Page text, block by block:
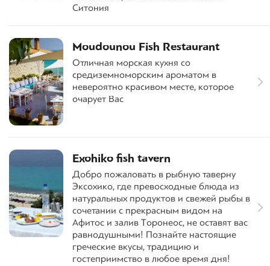
Ситония
Moudounou Fish Restaurant
Отличная морская кухня со
средиземноморским ароматом в
невероятно красивом месте, которое
очарует Вас
Exohiko fish tavern
Добро пожаловать в рыбную таверну
Эксохико, где превосходные блюда из
натуральных продуктов и свежей рыбы в
сочетании с прекрасным видом на
Афитос и залив Торонеос, не оставят вас
равнодушными! Познайте настоящие
греческие вкусы, традицию и
гостеприимство в любое время дня!